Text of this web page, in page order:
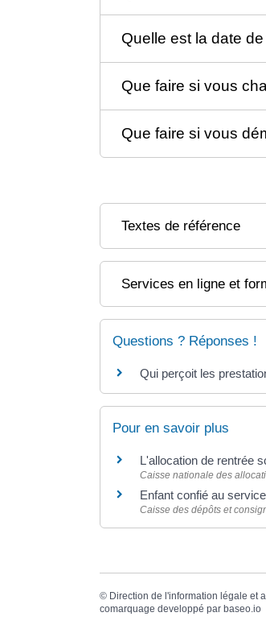
Quelle est la date
Que faire si vous
Que faire si vous
Textes de référence
Services en ligne et
Questions ? Réponses !
Qui perçoit les
Pour en savoir plus
L'allocation de rentrée
Caisse nationale des
Enfant confié au
Caisse des dépôts et
© Direction de l'information légale et
comarquage developpé par baseo.io